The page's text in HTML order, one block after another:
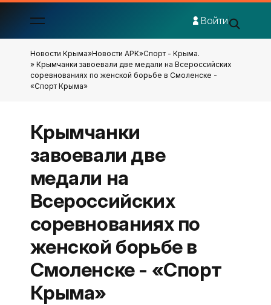
Войти
Новости Крыма»Новости АРК»Спорт - Крыма.
» Крымчанки завоевали две медали на Всероссийских
соревнованиях по женской борьбе в Смоленске -
«Спорт Крыма»
Крымчанки
завоевали две
медали на
Всероссийских
соревнованиях по
женской борьбе в
Смоленске - «Спорт
Крыма»